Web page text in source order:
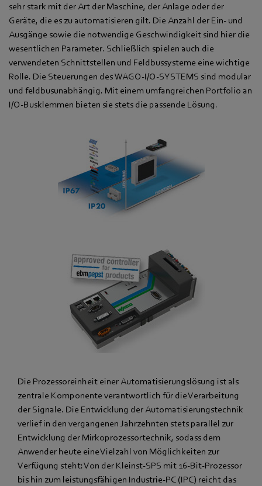
sehr stark mit der Art der Maschine, der Anlage oder der
Geräte, die es zu automatisieren gilt. Die Anzahl der Ein- und
Ausgänge sowie die notwendige Geschwindigkeit sind hier die
wesentlichen Parameter. Schließlich spielen auch die
verwendeten Schnittstellen und Feldbussysteme eine wichtige
Rolle. Die Steuerungen des WAGO-I/O-SYSTEMS sind modular
und feldbusunabhängig. Mit einem umfangreichen Portfolio an
I/O-Busklemmen bieten sie stets die passende Lösung.
Die Prozessoreinheit einer Automatisierungslösung ist als
zentrale Komponente verantwortlich für die Verarbeitung
der Signale. Die Entwicklung der Automatisierungstechnik
verlief in den vergangenen Jahrzehnten stets parallel zur
Entwicklung der Mirkoprozessortechnik, sodass dem
Anwender heute eine Vielzahl von Möglichkeiten zur
Verfügung steht: Von der Kleinst-SPS mit 16-Bit-Prozessor
bis hin zum leistungsfähigen Industrie-PC (IPC) reicht das